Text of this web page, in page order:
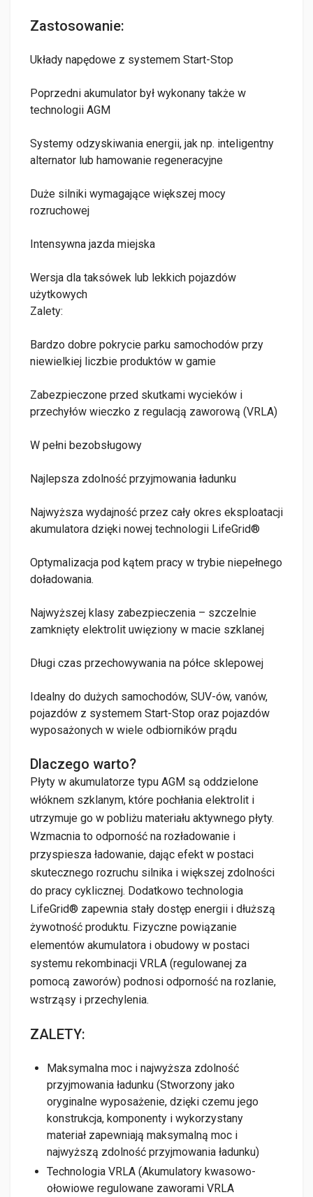
Zastosowanie:
Układy napędowe z systemem Start-Stop
Poprzedni akumulator był wykonany także w
technologii AGM
Systemy odzyskiwania energii, jak np. inteligentny
alternator lub hamowanie regeneracyjne
Duże silniki wymagające większej mocy
rozruchowej
Intensywna jazda miejska
Wersja dla taksówek lub lekkich pojazdów
użytkowych
Zalety:
Bardzo dobre pokrycie parku samochodów przy
niewielkiej liczbie produktów w gamie
Zabezpieczone przed skutkami wycieków i
przechyłów wieczko z regulacją zaworową (VRLA)
W pełni bezobsługowy
Najlepsza zdolność przyjmowania ładunku
Najwyższa wydajność przez cały okres eksploatacji
akumulatora dzięki nowej technologii LifeGrid®
Optymalizacja pod kątem pracy w trybie niepełnego
doładowania.
Najwyższej klasy zabezpieczenia – szczelnie
zamknięty elektrolit uwięziony w macie szklanej
Długi czas przechowywania na półce sklepowej
Idealny do dużych samochodów, SUV-ów, vanów,
pojazdów z systemem Start-Stop oraz pojazdów
wyposażonych w wiele odbiorników prądu
Dlaczego warto?
Płyty w akumulatorze typu AGM są oddzielone
włóknem szklanym, które pochłania elektrolit i
utrzymuje go w pobliżu materiału aktywnego płyty.
Wzmacnia to odporność na rozładowanie i
przyspiesza ładowanie, dając efekt w postaci
skutecznego rozruchu silnika i większej zdolności
do pracy cyklicznej. Dodatkowo technologia
LifeGrid® zapewnia stały dostęp energii i dłuższą
żywotność produktu. Fizyczne powiązanie
elementów akumulatora i obudowy w postaci
systemu rekombinacji VRLA (regulowanej za
pomocą zaworów) podnosi odporność na rozlanie,
wstrząsy i przechylenia.
ZALETY:
Maksymalna moc i najwyższa zdolność
przyjmowania ładunku (Stworzony jako
oryginalne wyposażenie, dzięki czemu jego
konstrukcja, komponenty i wykorzystany
materiał zapewniają maksymalną moc i
najwyższą zdolność przyjmowania ładunku)
Technologia VRLA (Akumulatory kwasowo-
ołowiowe regulowane zaworami VRLA